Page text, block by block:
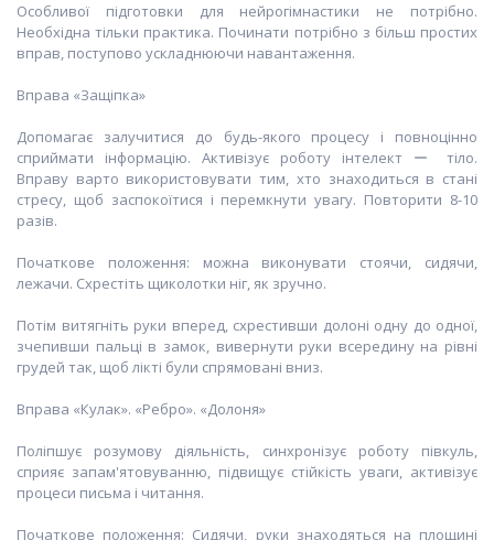
Особливої підготовки для нейрогімнастики не потрібно.
Необхідна тільки практика. Починати потрібно з більш простих
вправ, поступово ускладнюючи навантаження.
Вправа «Защіпка»
Допомагає залучитися до будь-якого процесу і повноцінно
сприймати інформацію. Активізує роботу інтелект ー тіло.
Вправу варто використовувати тим, хто знаходиться в стані
стресу, щоб заспокоїтися і перемкнути увагу. Повторити 8-10
разів.
Початкове положення: можна виконувати стоячи, сидячи,
лежачи. Схрестіть щиколотки ніг, як зручно.
Потім витягніть руки вперед, схрестивши долоні одну до одної,
зчепивши пальці в замок, вивернути руки всередину на рівні
грудей так, щоб лікті були спрямовані вниз.
Вправа «Кулак». «Ребро». «Долоня»
Поліпшує розумову діяльність, синхронізує роботу півкуль,
сприяє запам'ятовуванню, підвищує стійкість уваги, активізує
процеси письма і читання.
Початкове положення: Сидячи, руки знаходяться на площині